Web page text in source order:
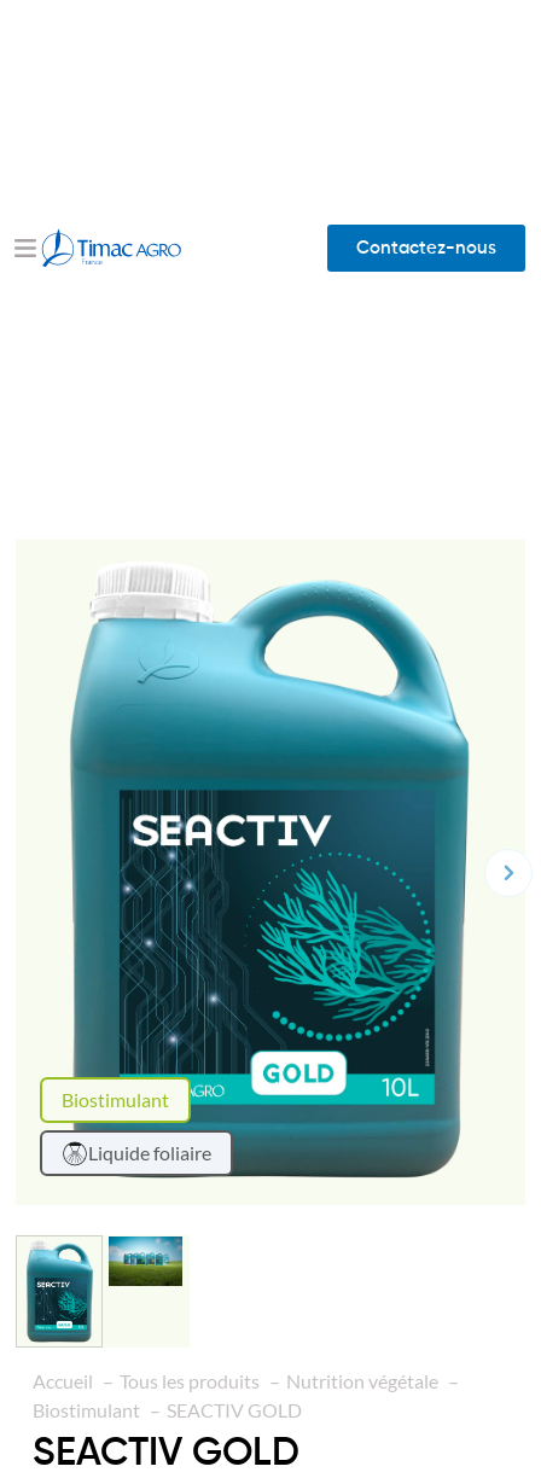
Contactez-nous
Biostimulant
Liquide foliaire
Accueil Tous les produits
Nutrition végétale
Biostimulant
SEACTIV GOLD
SEACTIV GOLD